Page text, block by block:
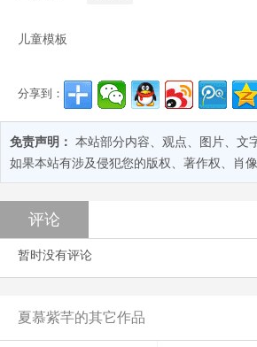
儿童模板
分享到：
免责声明： 本站部分内容、观点、图片、文
如果本站有涉及侵犯您的版权、著作权、肖
评论
暂时没有评论
夏慕紫芊的其它作品